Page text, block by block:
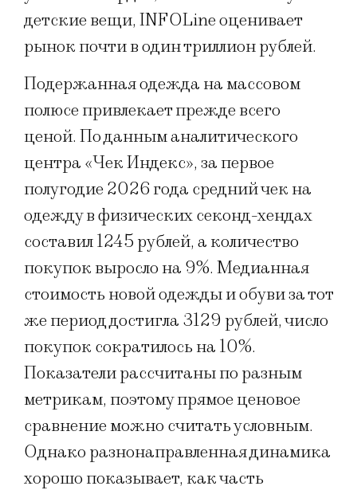
детские вещи, INFOLine оценивает
рынок почти в один триллион рублей.
Подержанная одежда на массовом
полюсе привлекает прежде всего
ценой. По данным аналитического
центра «Чек Индекс», за первое
полугодие 2026 года средний чек на
одежду в физических секонд-хендах
составил 1245 рублей, а количество
покупок выросло на 9%. Медианная
стоимость новой одежды и обуви за тот
же период достигла 3129 рублей, число
покупок сократилось на 10%.
Показатели рассчитаны по разным
метрикам, поэтому прямое ценовое
сравнение можно считать условным.
Однако разнонаправленная динамика
хорошо показывает, как часть